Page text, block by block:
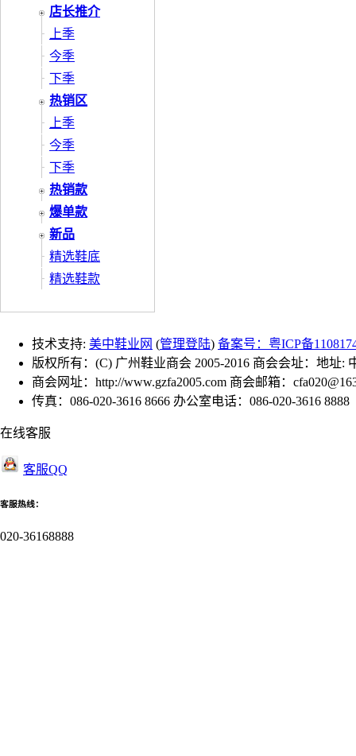
店长推介
上季
今季
下季
热销区
上季
今季
下季
热销款
爆单款
新品
精选鞋底
精选鞋款
技术支持: 美中鞋业网 (管理登陆) 备案号：粤ICP备
版权所有：(C) 广州鞋业商会 2005-2016 商会会址：地址:
商会网址：http://www.gzfa2005.com 商会邮箱：
传真：086-020-3616 8666 办公室电话：086-020-3616 8888
在线客服
客服QQ
客服热线：
020-36168888